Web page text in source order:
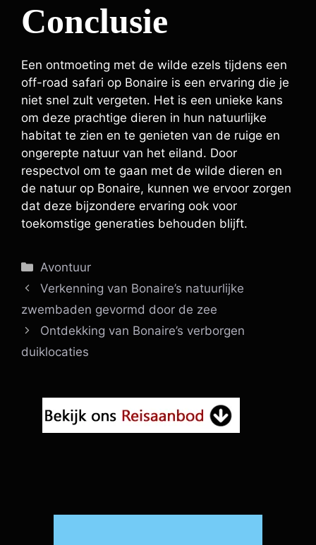
Conclusie
Een ontmoeting met de wilde ezels tijdens een
off-road safari op Bonaire is een ervaring die je
niet snel zult vergeten. Het is een unieke kans
om deze prachtige dieren in hun natuurlijke
habitat te zien en te genieten van de ruige en
ongerepte natuur van het eiland. Door
respectvol om te gaan met de wilde dieren en
de natuur op Bonaire, kunnen we ervoor zorgen
dat deze bijzondere ervaring ook voor
toekomstige generaties behouden blijft.
Categorieën
Avontuur
Verkenning van Bonaire’s natuurlijke
zwembaden gevormd door de zee
Ontdekking van Bonaire’s verborgen
duiklocaties